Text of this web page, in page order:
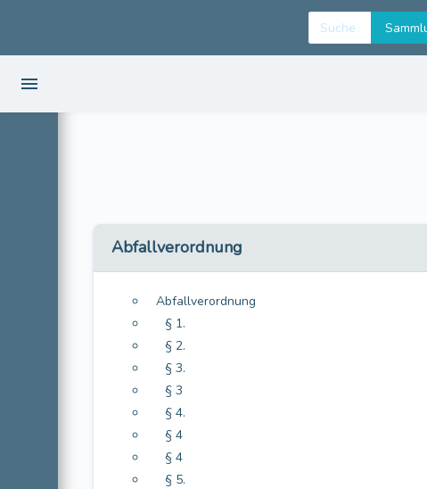
Abfallverordnung
Abfallverordnung
§ 1.
§ 2.
§ 3.
§ 3
§ 4.
§ 4
§ 4
§ 5.